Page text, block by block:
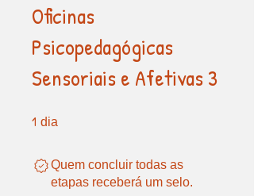
Oficinas
Psicopedagógicas
Sensoriais e Afetivas 3
1 dia
Quem concluir todas as
etapas receberá um selo.